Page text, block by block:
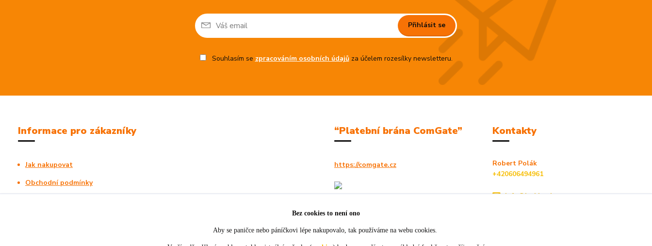
Přihlásit se
Souhlasím se zpracováním osobních údajůza účelem rozesílky newsletteru.
Informace pro zákazníky
Jak nakupovat
Obchodní podmínky
“Platební brána ComGate”
https://comgate.cz
Kontakty
Robert Polák
+420606494961
info@jackie-shop.cz
Bez cookies to není ono
Aby se paničce nebo páníčkovi lépe nakupovalo, tak používáme na webu cookies.